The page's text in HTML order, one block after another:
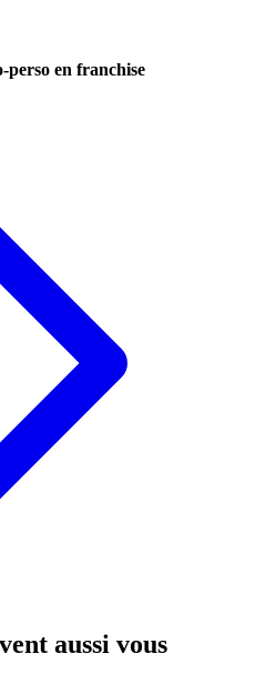
perso en franchise
aussi vous